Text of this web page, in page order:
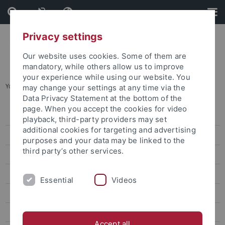
Skip
to
content
Skip
to
footer
You are here: Startseite ... Veranstaltungskalender
Veranstaltungen
Veranstaltungskalender
Kongresse und Tagungen
Aktuelle Ausstellungen
Kunst und Kultur
Privacy settings
Our website uses cookies. Some of them are
mandatory, while others allow us to improve
your experience while using our website. You
may change your settings at any time via the
Data Privacy Statement at the bottom of the
page. When you accept the cookies for video
playback, third-party providers may set
additional cookies for targeting and advertising
purposes and your data may be linked to the
third party’s other services.
Essential Videos